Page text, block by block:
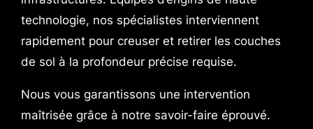
technologie, nos spécialistes interviennent
rapidement pour creuser et retirer les couches
de sol à la profondeur précise requise.
Nous vous garantissons une intervention
maîtrisée grâce à notre savoir-faire éprouvé.